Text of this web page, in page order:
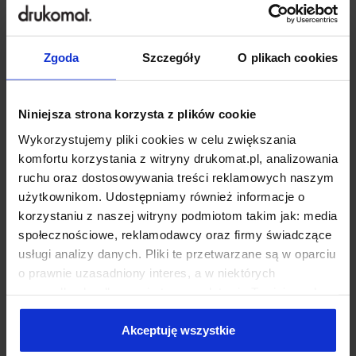
Zgoda Szczegóły O plikach cookies
Niniejsza strona korzysta z plików cookie
Wykorzystujemy pliki cookies w celu zwiększania
komfortu korzystania z witryny drukomat.pl, analizowania
ruchu oraz dostosowywania treści reklamowych naszym
użytkownikom. Udostępniamy również informacje o
korzystaniu z naszej witryny podmiotom takim jak: media
społecznościowe, reklamodawcy oraz firmy świadczące
usługi analizy danych. Pliki te przetwarzane są w oparciu
o prawnie uzasadniony interes, a w niektórych
Niektóre z plików cookies dostarczane i przetwarzane są
przez naszych zewnętrznych partnerów, z których listą
możesz zapoznać się poniżej. Klikając “Akceptuję
Akceptuję wszystkie
kolory. Solidna konstrukcja z aluminiowego stelaża i
stalowej podstawy (25 cm) gwarantuje stabilność, a
łatwy montaż odbywa się bez narzędzi. W zestawie
stelaża.
zdrowie i wellness
eventy i rozrywka marketing